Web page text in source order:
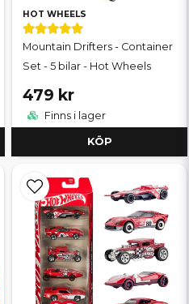
HOT WHEELS
Mountain Drifters - Container
Set - 5 bilar - Hot Wheels
479 kr
Finns i lager
KÖP